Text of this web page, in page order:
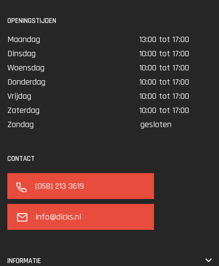
OPENINGSTIJDEN
Maandag
13:00 tot 17:00
Dinsdag
10:00 tot 17:00
Woensdag
10:00 tot 17:00
Donderdag
10:00 tot 17:00
Vrijdag
10:00 tot 17:00
Zaterdag
10:00 tot 17:00
Zondag
gesloten
CONTACT
(058) 213 3619
info@dicks.nl
INFORMATIE